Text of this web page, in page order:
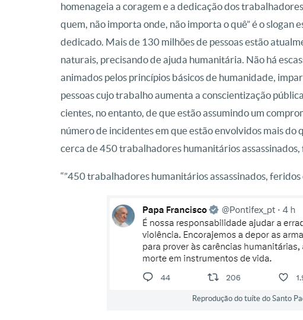
homenageia a coragem e a dedicação dos
quem, não importa onde, não importa o quê” é o slogan
dedicado. Mais de 130 milhões de pessoas estão
naturais, precisando de ajuda humanitária. Não há
animados pelos princípios básicos de humanidade,
pessoas cujo trabalho aumenta a conscientização
cientes, no entanto, de que estão assumindo um
número de incidentes em que estão envolvidos mais
cerca de 450 trabalhadores humanitários
“”450 trabalhadores humanitários assassinados, feridos
Reprodução do tuíte do Santo